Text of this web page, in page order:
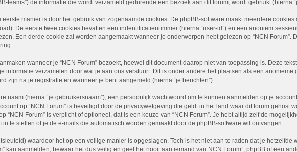
teams”) de informatie die wordt verzameld gedurende een bezoek aan dit forum, wordt gebruikt (hierna
manier is door het gebruik van zogenaamde cookies. De phpBB-software maakt meerdere
De eerste twee cookies bevatten een indentificatienummer (hierna “user-id”) en een anoniem
Een derde cookie zal worden aangemaakt wanneer je onderwerpen hebt gelezen op “NCN
wanneer je “NCN Forum” bezoekt, hoewel dit document daarop niet van toepassing is. Deze
informatie verzamelen door wat je aan ons verstuurt. Dit is onder andere het plaatsen als een anonieme
zijn na je registratie en wanneer je bent aangemeld (hierna “je berichten”).
naam (hierna “je gebruikersnaam”), een persoonlijk wachtwoord om te kunnen aanmelden op je
op “NCN Forum” is beveiligd door de privacywetgeving die geldt in het land waar dit forum gehost
“NCN Forum” is verplicht of optioneel, dat is een keuze van “NCN Forum”. Je hebt altijd zelf de
te stellen of je de e-mails die automatisch worden gemaakt door de phpBB-software wil ontvangen.
waardoor het op een veilige manier is opgeslagen. Toch is het niet aan te raden dat je
kan aanmelden, bewaar het dus veilig en geef het nooit aan iemand van NCN Forum”, phpBB of een